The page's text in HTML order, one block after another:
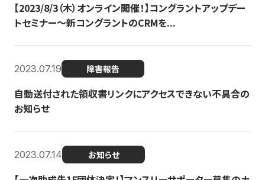
【2023/8/3（木）オンライン開催！】コングラントアップデー
トセミナー〜新コングラントのCRMを...
2023.07.19 障害報告
自動送付された領収書リンクにアクセスできない不具合の
お知らせ
2023.07.14 お知らせ